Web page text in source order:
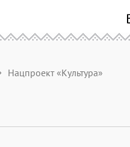
Нацпроект «Культура»